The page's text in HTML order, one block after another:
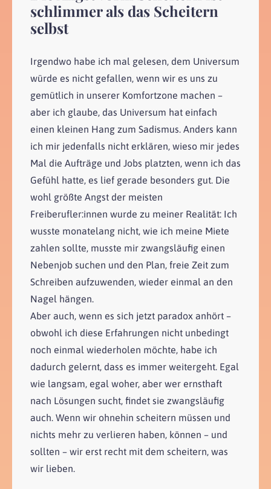
schlimmer als das Scheitern
selbst
Irgendwo habe ich mal gelesen, dem Universum
würde es nicht gefallen, wenn wir es uns zu
gemütlich in unserer Komfortzone machen –
aber ich glaube, das Universum hat einfach
einen kleinen Hang zum Sadismus. Anders kann
ich mir jedenfalls nicht erklären, wieso mir jedes
Mal die Aufträge und Jobs platzten, wenn ich das
Gefühl hatte, es lief gerade besonders gut. Die
wohl größte Angst der meisten
Freiberufler:innen wurde zu meiner Realität: Ich
wusste monatelang nicht, wie ich meine Miete
zahlen sollte, musste mir zwangsläufig einen
Nebenjob suchen und den Plan, freie Zeit zum
Schreiben aufzuwenden, wieder einmal an den
Nagel hängen.
Aber auch, wenn es sich jetzt paradox anhört –
obwohl ich diese Erfahrungen nicht unbedingt
noch einmal wiederholen möchte, habe ich
dadurch gelernt, dass es immer weitergeht. Egal
wie langsam, egal woher, aber wer ernsthaft
nach Lösungen sucht, findet sie zwangsläufig
auch. Wenn wir ohnehin scheitern müssen und
nichts mehr zu verlieren haben, können – und
sollten – wir erst recht mit dem scheitern, was
wir lieben.